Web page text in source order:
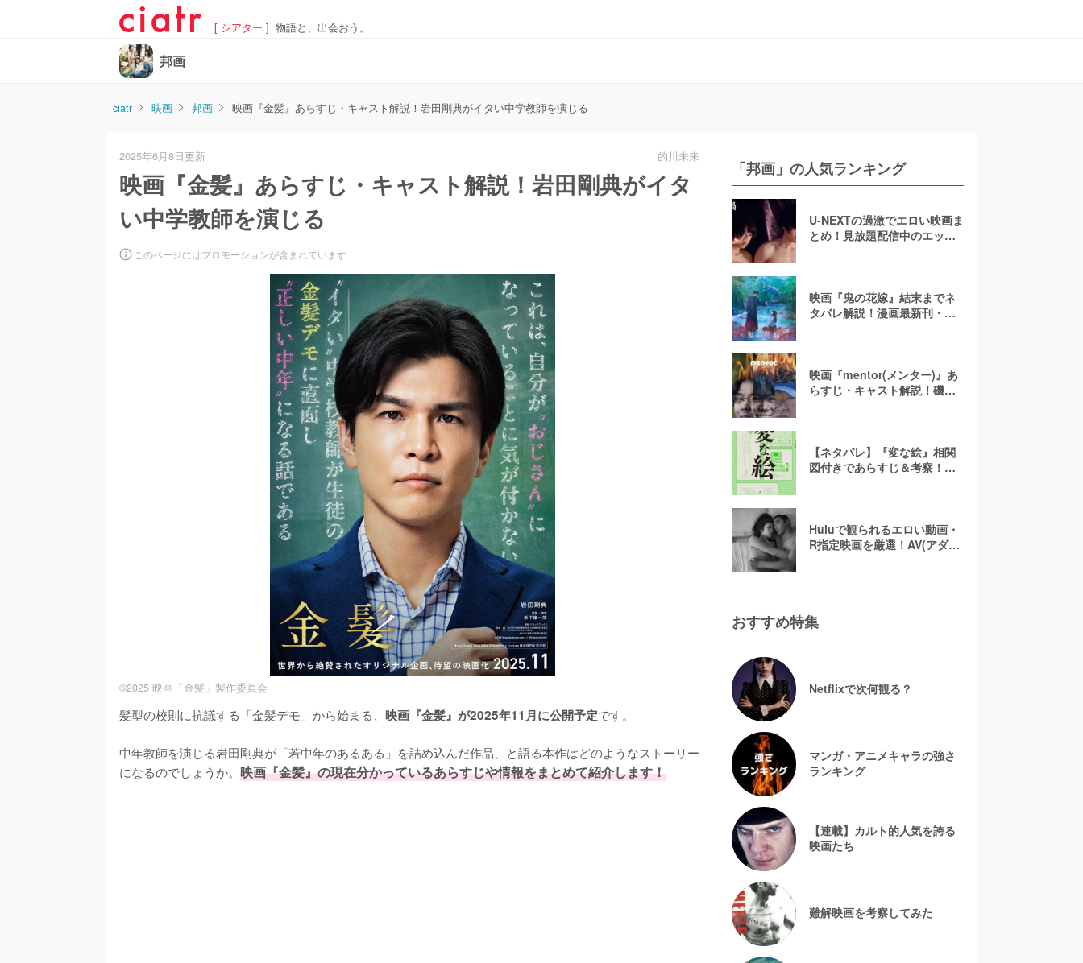
[ シアター ] 物語と、出会おう。
邦画
ciatr 映画 邦画 映画『金髪』あらすじ・キャスト解説！岩田剛典がイタい中学教師を演じる
2025年6月8日更新 的川未来
映画『金髪』あらすじ・キャスト解説！岩田剛典がイタ
い中学教師を演じる
このページにはプロモーションが含まれています
©2025 映画「金髪」製作委員会
髪型の校則に抗議する「金髪デモ」から始まる、 映画『金髪』が2025年11月に公開予定です。
中年教師を演じる岩田剛典が「若中年のあるある」を詰め込んだ作品、と語る本作はどのようなストーリー
になるのでしょうか。 映画『金髪』の現在分かっているあらすじや情報をまとめて紹介します！
「邦画」の人気ランキング
U-NEXTの過激でエロい映画ま
とめ！見放題配信中のエッチ
映画『鬼の花嫁』結末までネ
タバレ解説！漫画最新刊・小
映画『mentor(メンター)』あ
らすじ・キャスト解説！磯村
メント
【ネタバレ】『変な絵』相関
図付きであらすじ＆考察！重
Huluで観られるエロい動画・
R指定映画を厳選！AV(アダル
おすすめ特集
Netflixで次何観る？
マンガ・アニメキャラの強さ
ランキング
【連載】カルト的人気を誇る
映画たち
難解映画を考察してみた